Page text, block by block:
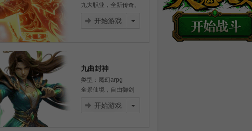
九大职业，全新传奇。
开始游戏
九曲封神
类型：魔幻arpg
全景仙境，自由御剑
开始游戏